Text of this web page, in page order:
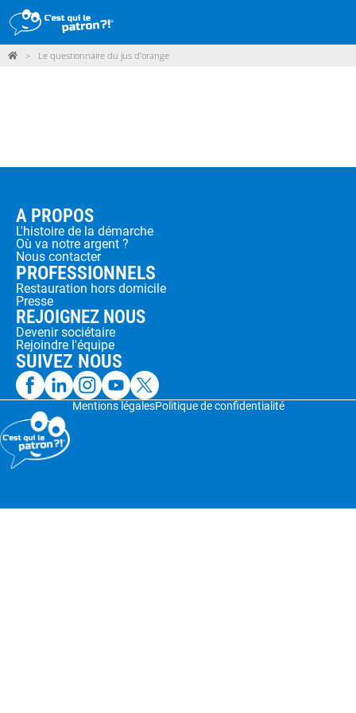
PARTICIPER
ME CONNECTER / ADHÉRER
> Le questionnaire du jus d’orange
A PROPOS
L'histoire de la démarche
Où va notre argent ?
Nous contacter
PROFESSIONNELS
Restauration hors domicile
Presse
REJOIGNEZ NOUS
Devenir sociétaire
Rejoindre l'équipe
SUIVEZ NOUS
Mentions légalesPolitique de confidentialité